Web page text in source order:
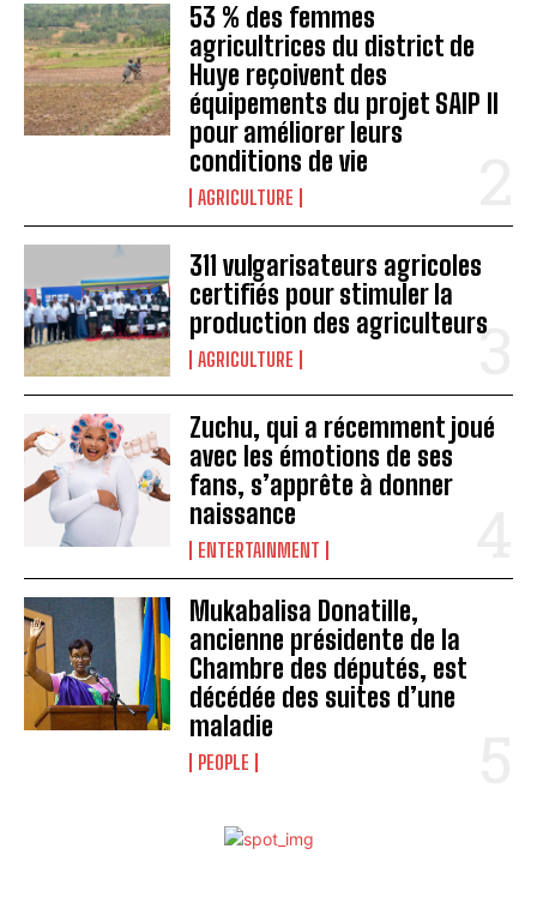
53 % des femmes
agricultrices du district de
Huye reçoivent des
équipements du projet SAIP II
pour améliorer leurs
conditions de vie
AGRICULTURE
311 vulgarisateurs agricoles
certifiés pour stimuler la
production des agriculteurs
AGRICULTURE
Zuchu, qui a récemment joué
avec les émotions de ses
fans, s’apprête à donner
naissance
ENTERTAINMENT
Mukabalisa Donatille,
ancienne présidente de la
Chambre des députés, est
décédée des suites d’une
maladie
PEOPLE